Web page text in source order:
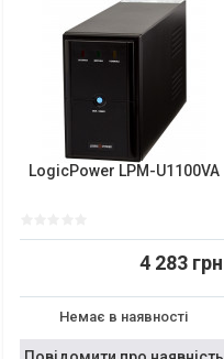
LogicPower LPM-U1100VA
4 283 грн
Немає в наявності